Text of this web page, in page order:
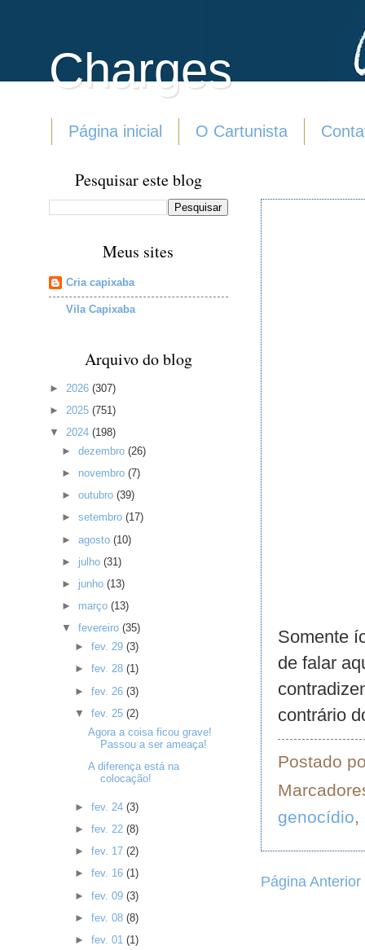
Charges
Página inicial O Cartunista
Somente
de falar
contrário
Postado
genocídio,
Página Anterior
Pesquisar este blog
Meus sites
Cria capixaba
Vila Capixaba
Arquivo do blog
► 2026 (307)
► 2025 (751)
▼ 2024 (198)
►dezembro(26)
► novembro(7)
►outubro(39)
►setembro(17)
►agosto(10)
► julho(31)
► junho(13)
► março(13)
▼fevereiro(35)
► fev. 29 (3)
► fev. 28 (1)
► fev. 26 (3)
▼ fev. 25 (2)
Agora a coisa ficou grave!
Passou a ser ameaça!
A diferença está na
colocação!
► fev. 24 (3)
► fev. 22 (8)
► fev. 17 (2)
► fev. 16 (1)
► fev. 09 (3)
► fev. 08 (8)
► fev. 01 (1)